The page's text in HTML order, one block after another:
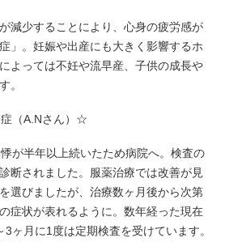
減少することにより、心身の疲労感が
」。妊娠や出産にも大きく影響するホ
よっては不妊や流早産、子供の成長や
。
（A.Nさん）☆
が半年以上続いたため病院へ。検査の
断されました。服薬治療では改善が見
選びましたが、治療数ヶ月後から次第
症状が表れるように。数年経った現在
ヶ月に1度は定期検査を受けています。